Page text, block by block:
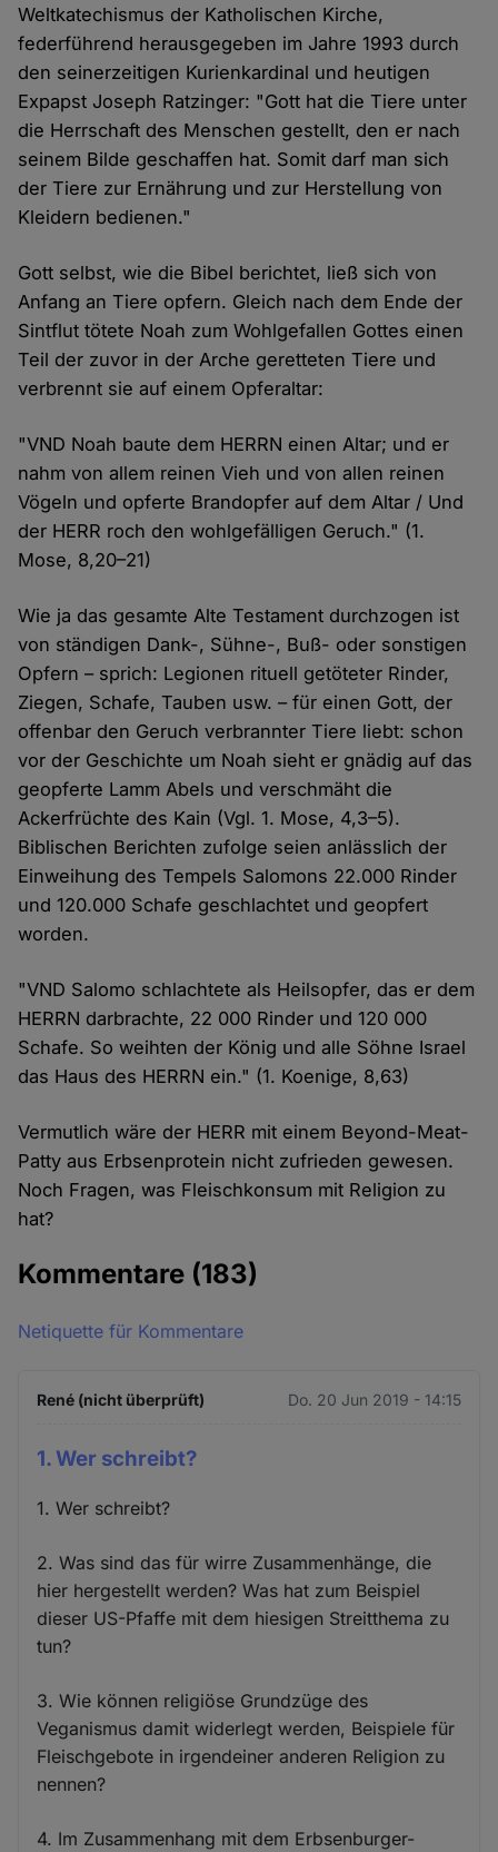
Weltkatechismus der Katholischen Kirche,
federführend herausgegeben im Jahre 1993 durch
den seinerzeitigen Kurienkardinal und heutigen
Expapst Joseph Ratzinger: "Gott hat die Tiere unter
die Herrschaft des Menschen gestellt, den er nach
seinem Bilde geschaffen hat. Somit darf man sich
der Tiere zur Ernährung und zur Herstellung von
Kleidern bedienen."
Gott selbst, wie die Bibel berichtet, ließ sich von
Anfang an Tiere opfern. Gleich nach dem Ende der
Sintflut tötete Noah zum Wohlgefallen Gottes einen
Teil der zuvor in der Arche geretteten Tiere und
verbrennt sie auf einem Opferaltar:
"VND Noah baute dem HERRN einen Altar; und er
nahm von allem reinen Vieh und von allen reinen
Vögeln und opferte Brandopfer auf dem Altar / Und
der HERR roch den wohlgefälligen Geruch." (1.
Mose, 8,20–21)
Wie ja das gesamte Alte Testament durchzogen ist
von ständigen Dank-, Sühne-, Buß- oder sonstigen
Opfern – sprich: Legionen rituell getöteter Rinder,
Ziegen, Schafe, Tauben usw. – für einen Gott, der
offenbar den Geruch verbrannter Tiere liebt: schon
vor der Geschichte um Noah sieht er gnädig auf das
geopferte Lamm Abels und verschmäht die
Ackerfrüchte des Kain (Vgl. 1. Mose, 4,3–5).
Biblischen Berichten zufolge seien anlässlich der
Einweihung des Tempels Salomons 22.000 Rinder
und 120.000 Schafe geschlachtet und geopfert
worden.
"VND Salomo schlachtete als Heilsopfer, das er dem
HERRN darbrachte, 22 000 Rinder und 120 000
Schafe. So weihten der König und alle Söhne Israel
das Haus des HERRN ein." (1. Koenige, 8,63)
Vermutlich wäre der HERR mit einem Beyond-Meat-
Patty aus Erbsenprotein nicht zufrieden gewesen.
Noch Fragen, was Fleischkonsum mit Religion zu
hat?
Kommentare (183)
Netiquette für Kommentare
René (nicht überprüft) Do. 20 Jun 2019 - 14:15
1. Wer schreibt?
1. Wer schreibt?
2. Was sind das für wirre Zusammenhänge, die
hier hergestellt werden? Was hat zum Beispiel
dieser US-Pfaffe mit dem hiesigen Streitthema zu
tun?
3. Wie können religiöse Grundzüge des
Veganismus damit widerlegt werden, Beispiele für
Fleischgebote in irgendeiner anderen Religion zu
nennen?
4. Im Zusammenhang mit dem Erbsenburger-